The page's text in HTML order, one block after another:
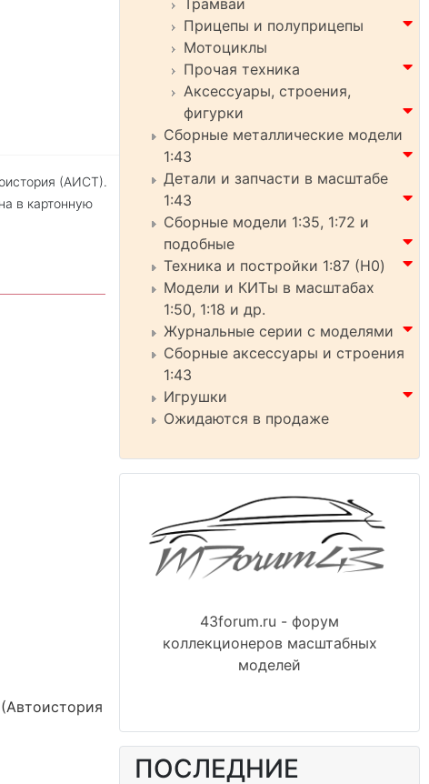
(АИСТ).
в картонную
Трамваи
Прицепы и полуприцепы
Мотоциклы
Прочая техника
Аксессуары, строения,
фигурки
Сборные металлические модели
1:43
Детали и запчасти в масштабе
1:43
Сборные модели 1:35, 1:72 и
подобные
Техника и постройки 1:87 (H0)
Модели и КИТы в масштабах
1:50, 1:18 и др.
Журнальные серии с моделями
Сборные аксессуары и строения
1:43
Игрушки
Ожидаются в продаже
43forum.ru - форум
коллекционеров масштабных
моделей
ПОСЛЕДНИЕ